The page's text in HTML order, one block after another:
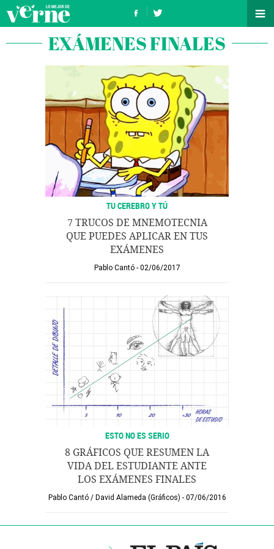
EXÁMENES FINALES
TU CEREBRO Y TÚ
7 TRUCOS DE MNEMOTECNIA
QUE PUEDES APLICAR EN TUS
EXÁMENES
Pablo Cantó 02/06/2017
ESTO NO ES SERIO
8 GRÁFICOS QUE RESUMEN LA
VIDA DEL ESTUDIANTE ANTE
LOS EXÁMENES FINALES
Pablo Cantó/ David Alameda (Gráficos) 07/06/2016